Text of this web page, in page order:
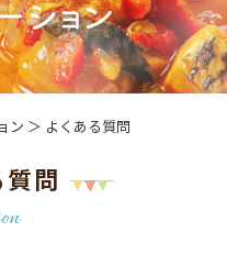
ン ＞ よくある質問
問